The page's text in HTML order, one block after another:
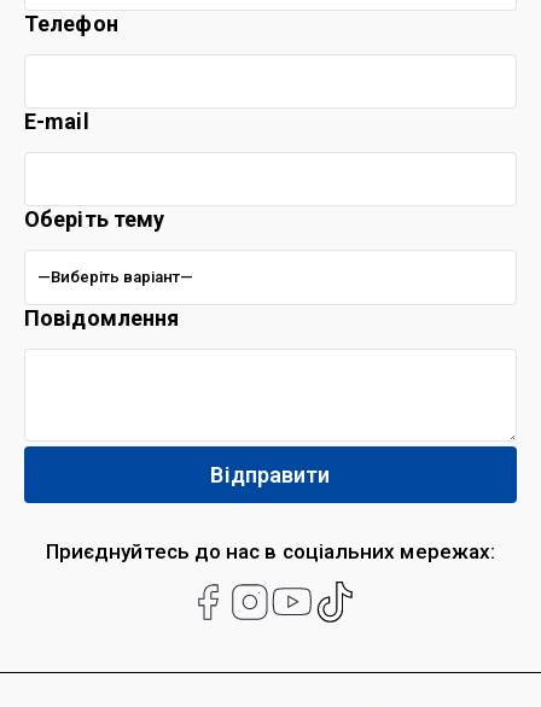
Приєднуйтесь до нас в соціальних мережах:
Телефон
E-mail
Оберіть тему
Повідомлення